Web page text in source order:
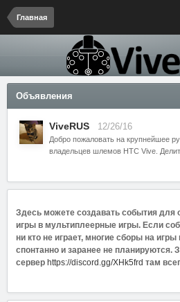
Главная
Объявления
ViveRUS 12/26/16
Добро пожаловать на крупнейшее
владельцев шлемов HTC Vive.
Здесь можете создавать события для
игры в мультиплеерные игры. Если
ни кто не играет, многие сборы на
спонтанно и заранее не планируются.
сервер https://discord.gg/XHk5frd там